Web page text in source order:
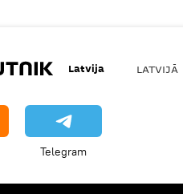
Latvija LATVIJĀ
Telegram